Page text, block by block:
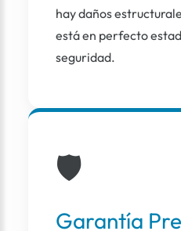
hay daños
está en perfecto
seguridad.
🛡️
Garantía